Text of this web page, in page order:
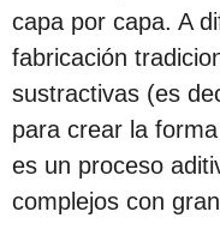
n
3
a
ñ
o
s
capa por capa. A
fabricación
sustractivas (es
para crear la
es un proceso
complejos con